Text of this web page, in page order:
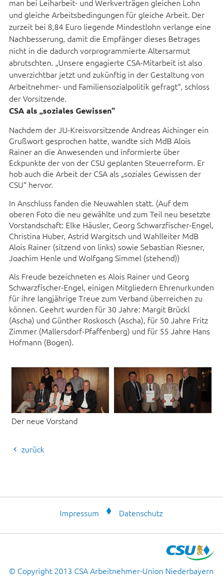
man bei Leiharbeit- und Werkverträgen gleichen Lohn
und gleiche Arbeitsbedingungen für gleiche Arbeit. Der
zurzeit bei 8,84 Euro liegende Mindestlohn verlange eine
Nachbesserung, damit die Empfänger dieses Betrages
nicht in die dadurch vorprogrammierte Altersarmut
abrutschten. „Unsere engagierte CSA-Mitarbeit ist also
unverzichtbar jetzt und zukünftig in der Gestaltung von
Arbeitnehmer- und Familiensozialpolitik gefragt“, schloss
der Vorsitzende.
CSA als „soziales Gewissen“
Nachdem der JU-Kreisvorsitzende Andreas Aichinger ein
Grußwort gesprochen hatte, wandte sich MdB Alois
Rainer an die Anwesenden und informierte über
Eckpunkte der von der CSU geplanten Steuerreform. Er
hob auch die Arbeit der CSA als „soziales Gewissen der
CSU“ hervor.
In Anschluss fanden die Neuwahlen statt. (Auf dem
oberen Foto die neu gewählte und zum Teil neu besetzte
Vorstandschaft: Elke Häusler, Georg Schwarzfischer-Engel,
Christina Huber, Astrid Wargitsch und Wahlleiter MdB
Alois Rainer (sitzend von links) sowie Sebastian Riesner,
Joachim Henle und Wolfgang Simmel (stehend))
Als Freude bezeichneten es Alois Rainer und Georg
Schwarzfischer-Engel, einigen Mitgliedern Ehrenurkunden
für ihre langjährige Treue zum Verband überreichen zu
können. Geehrt wurden für 30 Jahre: Margit Brückl
(Ascha) und Günther Roskosch (Ascha), für 50 Jahre Fritz
Zimmer (Mallersdorf-Pfaffenberg) und für 55 Jahre Hans
Hofmann (Bogen).
Der neue Vorstand
zurück
Impressum Datenschutz
© Copyright 2013 CSA Arbeitnehmer-Union Niederbayern